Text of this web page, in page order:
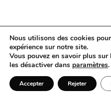
Previous:
Tester un œuf : méthodes
simples et efficaces
Nous utilisons des cookies
expérience sur notre site.
Vous pouvez en savoir plus
les désactiver dans paramètres.
Accepter Rejeter